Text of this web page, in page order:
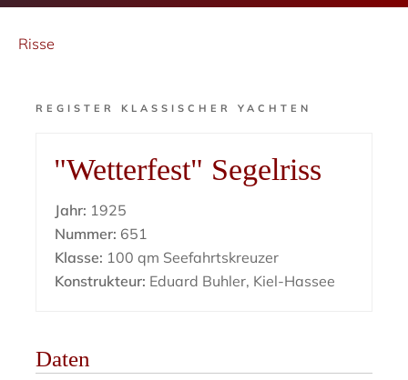
Risse
REGISTER KLASSISCHER YACHTEN
"Wetterfest" Segelriss
Jahr: 1925
Nummer: 651
Klasse: 100 qm Seefahrtskreuzer
Konstrukteur: Eduard Buhler, Kiel-Hassee
Daten